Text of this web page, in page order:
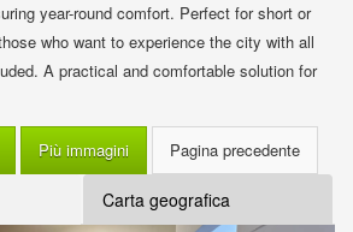
year-round comfort. Perfect for short or
who want to experience the city with all
A practical and comfortable solution for
Più immagini
Carta geografica